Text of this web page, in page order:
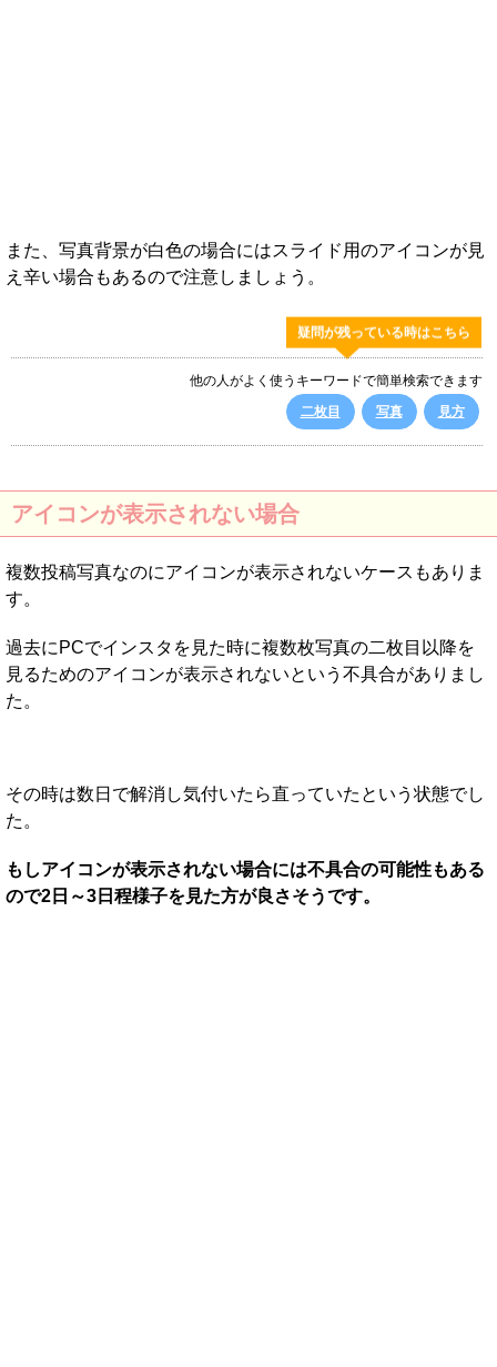
また、写真背景が白色の場合にはスライド用のアイコンが見
え辛い場合もあるので注意しましょう。
疑問が残っている時はこちら
他の人がよく使うキーワードで簡単検索できます
二枚目
写真 見方
アイコンが表示されない場合
複数投稿写真なのにアイコンが表示されないケースもありま
す。
過去にPCでインスタを見た時に複数枚写真の二枚目以降を
見るためのアイコンが表示されないという不具合がありまし
た。
その時は数日で解消し気付いたら直っていたという状態でし
た。
もしアイコンが表示されない場合には不具合の可能性もある
ので2日～3日程様子を見た方が良さそうです。